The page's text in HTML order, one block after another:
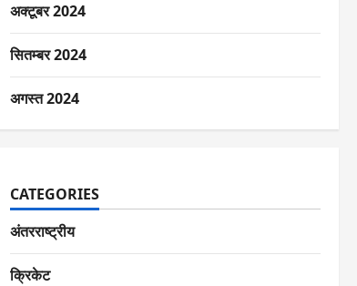
अक्टूबर 2024
सितम्बर 2024
अगस्त 2024
CATEGORIES
अंतरराष्ट्रीय
क्रिकेट